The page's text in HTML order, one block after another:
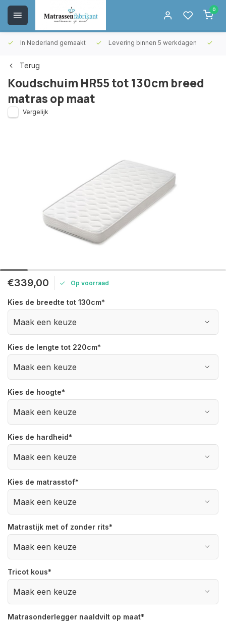
0
In Nederland gemaakt Levering binnen 5 werkdagen
Terug
Koudschuim HR55 tot 130cm breed
matras op maat
Vergelijk
€339,00 Op voorraad
Kies de breedte tot 130cm*
Kies de lengte tot 220cm*
Kies de hoogte*
Kies de hardheid*
Kies de matrasstof*
Matrastijk met of zonder rits*
Tricot kous*
Matrasonderlegger naaldvilt op maat*